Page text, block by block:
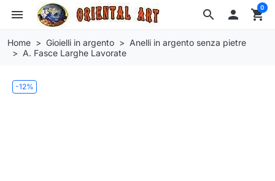
search
menu  shopping_cart
0
Home Gioielli in argento
Anelli in argento senza pietre
A. Fasce Larghe Lavorate
-12%